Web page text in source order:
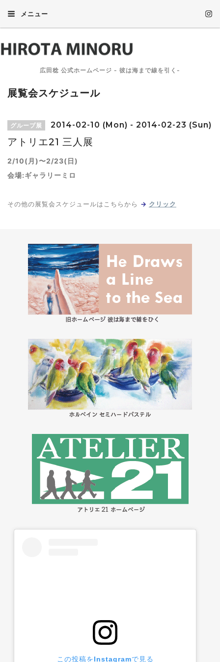
メニュー
広田稔 公式ホームページ - 彼は海まで線を引く-
展覧会スケジュール
グループ展 2014-02-10 (Mon) - 2014-02-23 (Sun)
アトリエ21 三人展
2/10(月)〜2/23(日)
会場:ギャラリーミロ
その他の展覧会スケジュールはこちらから → クリック
この投稿をInstagramで見る